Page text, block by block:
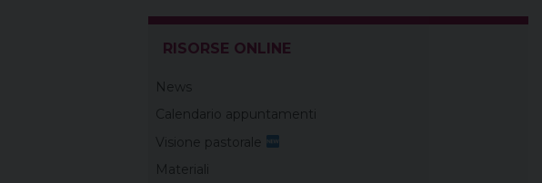
RISORSE ONLINE
News
Calendario appuntamenti
Visione pastorale
Materiali